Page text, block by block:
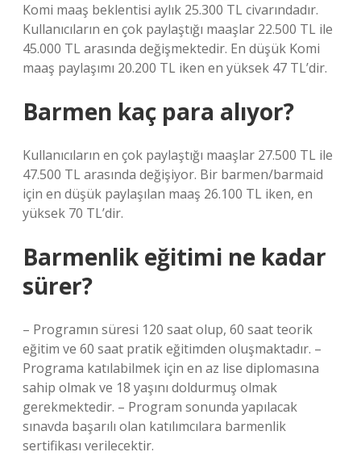
Komi maaş beklentisi aylık 25.300 TL civarındadır.
Kullanıcıların en çok paylaştığı maaşlar 22.500 TL ile
45.000 TL arasında değişmektedir. En düşük Komi
maaş paylaşımı 20.200 TL iken en yüksek 47 TL’dir.
Barmen kaç para alıyor?
Kullanıcıların en çok paylaştığı maaşlar 27.500 TL ile
47.500 TL arasında değişiyor. Bir barmen/barmaid
için en düşük paylaşılan maaş 26.100 TL iken, en
yüksek 70 TL’dir.
Barmenlik eğitimi ne kadar
sürer?
– Programın süresi 120 saat olup, 60 saat teorik
eğitim ve 60 saat pratik eğitimden oluşmaktadır. –
Programa katılabilmek için en az lise diplomasına
sahip olmak ve 18 yaşını doldurmuş olmak
gerekmektedir. – Program sonunda yapılacak
sınavda başarılı olan katılımcılara barmenlik
sertifikası verilecektir.